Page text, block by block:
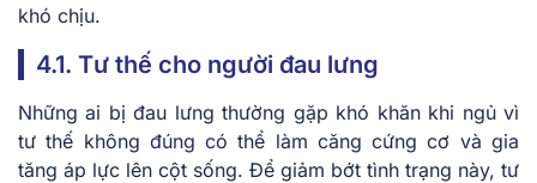
khó chịu.
4.1. Tư thế cho người đau lưng
Những ai bị đau lưng thường gặp khó khăn khi ngủ vì
tư thế không đúng có thể làm căng cứng cơ và gia
tăng áp lực lên cột sống. Để giảm bớt tình trạng này, tư